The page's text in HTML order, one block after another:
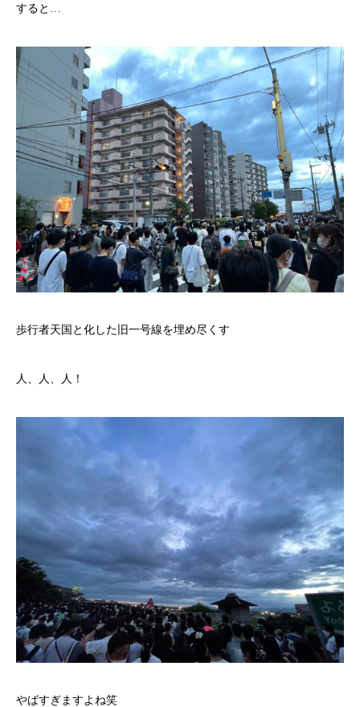
すると…
歩行者天国と化した旧一号線を埋め尽くす
人、人、人！
やばすぎますよね笑